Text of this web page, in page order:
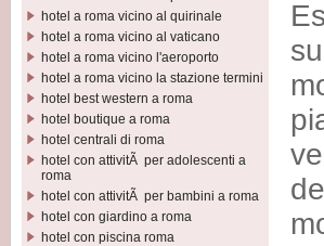
hotel a roma vicino al quirinale
hotel a roma vicino al vaticano
hotel a roma vicino l'aeroporto
hotel a roma vicino la stazione termini
hotel best western a roma
hotel boutique a roma
hotel centrali di roma
hotel con attivitÃ per adolescenti a
roma
hotel con attivitÃ per bambini a roma
hotel con giardino a roma
hotel con piscina roma